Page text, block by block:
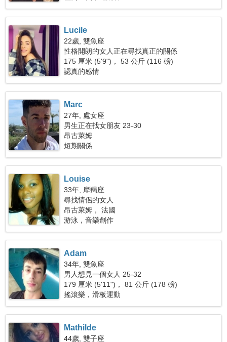
Lucile
22歲, 雙魚座
性格開朗的女人正在尋找真正的關係
175 厘米 (5'9")， 53 公斤 (116 磅)
認真的感情
Marc
27年, 處女座
男生正在找女朋友 23-30
昂古萊姆
短期關係
Louise
33年, 摩羯座
尋找情侶的女人
昂古萊姆， 法國
游泳，音樂創作
Adam
34年, 雙魚座
男人想見一個女人 25-32
179 厘米 (5'11")， 81 公斤 (178 磅)
搖滾樂，滑板運動
Mathilde
44歲, 雙子座